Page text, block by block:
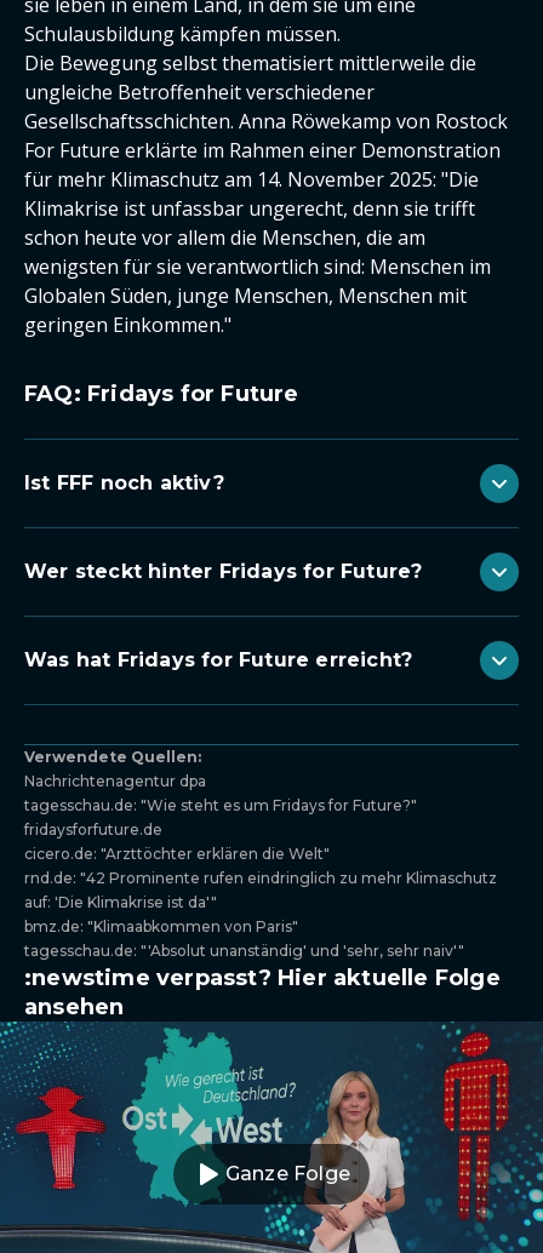
Schulausbildung kämpfen müssen.
Die Bewegung selbst thematisiert mittlerweile die
ungleiche Betroffenheit verschiedener
Gesellschaftsschichten. Anna Röwekamp von Rostock
For Future erklärte im Rahmen einer Demonstration
für mehr Klimaschutz am 14. November 2025: "Die
Klimakrise ist unfassbar ungerecht, denn sie trifft
schon heute vor allem die Menschen, die am
wenigsten für sie verantwortlich sind: Menschen im
Globalen Süden, junge Menschen, Menschen mit
geringen Einkommen."
FAQ: Fridays for Future
Ist FFF noch aktiv?
Wer steckt hinter Fridays for Future?
Was hat Fridays for Future erreicht?
Verwendete Quellen:
Nachrichtenagentur dpa
tagesschau.de: "Wie steht es um Fridays for Future?"
fridaysforfuture.de
cicero.de: "Arzttöchter erklären die Welt"
rnd.de: "42 Prominente rufen eindringlich zu mehr Klimaschutz
auf: 'Die Klimakrise ist da'"
bmz.de: "Klimaabkommen von Paris"
tagesschau.de: "'Absolut unanständig' und 'sehr, sehr naiv'"
:newstime verpasst? Hier aktuelle Folge
ansehen
Ganze Folge